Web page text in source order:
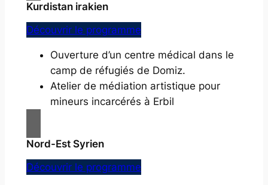
Kurdistan irakien
Découvrir le programme
Ouverture d’un centre médical dans le
camp de réfugiés de Domiz.
Atelier de médiation artistique pour
mineurs incarcérés à Erbil
Nord-Est Syrien
Découvrir le programme